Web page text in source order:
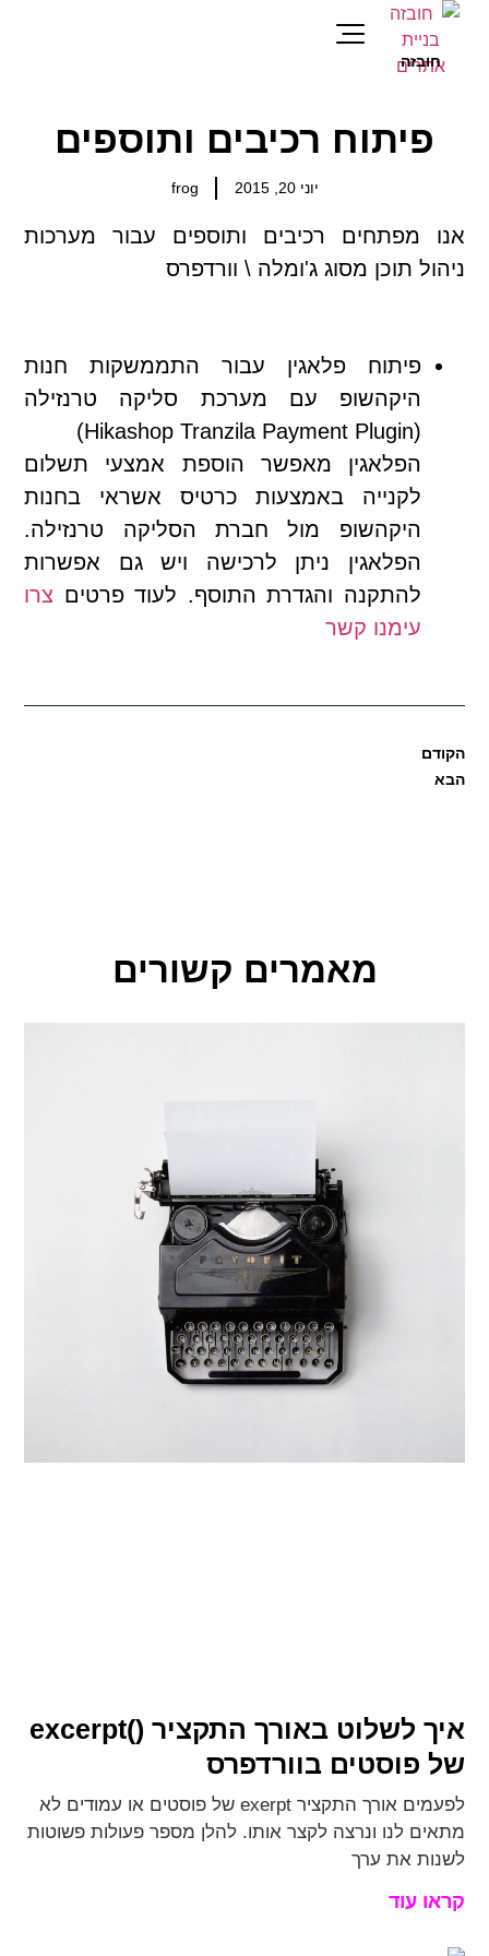
חובזה
פיתוח רכיבים ותוספים
יוני 20, 2015 frog
אנו מפתחים רכיבים ותוספים עבור מערכות
ניהול תוכן מסוג ג'ומלה \ וורדפרס
פיתוח פלאגין עבור התממשקות חנות
היקהשופ עם מערכת סליקה טרנזילה
(Hikashop Tranzila Payment Plugin)
הפלאגין מאפשר הוספת אמצעי תשלום
לקנייה באמצעות כרטיס אשראי בחנות
היקהשופ מול חברת הסליקה טרנזילה.
הפלאגין ניתן לרכישה ויש גם אפשרות
להתקנה והגדרת התוסף. לעוד פרטים צרו
עימנו קשר
הקודם
הבא
מאמרים קשורים
איך לשלוט באורך התקציר ()excerpt
של פוסטים בוורדפרס
לפעמים אורך התקציר exerpt של פוסטים או עמודים לא
מתאים לנו ונרצה לקצר אותו. להלן מספר פעולות פשוטות
לשנות את ערך
קראו עוד